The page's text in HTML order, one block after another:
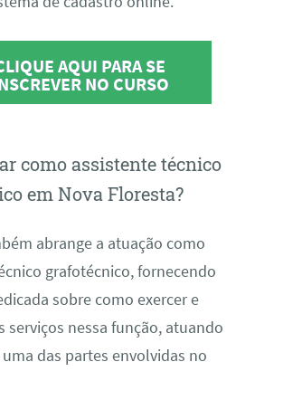
AQUI PARA SE
NO CURSO
como assistente técnico
em Nova Floresta?
abrange a atuação como
grafotécnico, fornecendo
sobre como exercer e
serviços nessa função, atuando
das partes envolvidas no